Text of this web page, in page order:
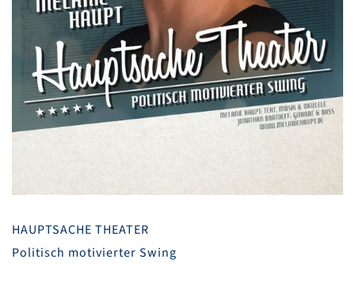
HAUPTSACHE THEATER
Politisch motivierter Swing